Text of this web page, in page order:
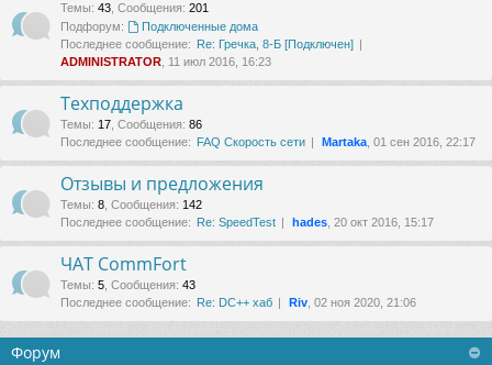
Темы: 43 Сообщения: 201
Подфорум:
Подключенные дома
Последнее сообщение: Re: Гречка, 8-Б [Подключен]
ADMINISTRATOR , 11 июл 2016, 16:23
Техподдержка
Темы: 17 Сообщения: 86
Последнее сообщение: FAQ Скорость сети Martaka , 01 сен 2016, 22:17
Отзывы и предложения
Темы: 8 Сообщения: 142
Последнее сообщение: Re: SpeedTest hades , 20 окт 2016, 15:17
ЧАТ CommFort
Темы: 5 Сообщения: 43
Последнее сообщение: Re: DC++ хаб Riv , 02 ноя 2020, 21:06
Форум